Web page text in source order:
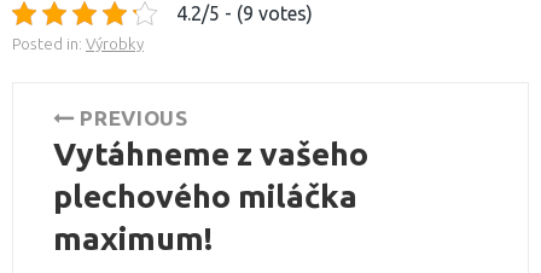
4.2/5 - (9 votes)
Posted in: Výrobky
Navigace
pro
příspěvek
PREVIOUS
Previous
post:
Vytáhneme z vašeho
plechového miláčka
maximum!